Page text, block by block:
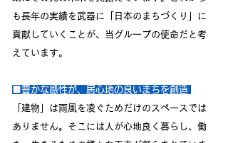
も長年の実績を武器に「日本のまちづくり」に
貢献していくことが、当グループの使命だと 考
えています。
■豊かな感性が、居心地の良いまちを創造
「建物」は雨風を凌ぐためだけのスペースでは
ありません。そこには人が心地良く暮らし、働